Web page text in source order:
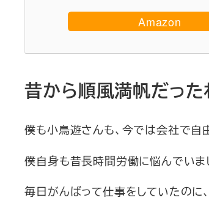
Amazon
昔から順風満帆だっ
僕も小鳥遊さんも、今では会社で自
僕自身も昔長時間労働に悩んでいま
毎日がんばって仕事をしていたのに